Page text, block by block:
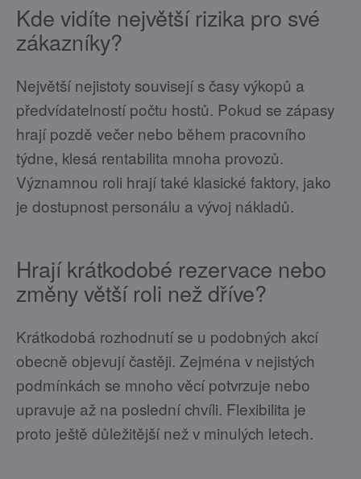
Kde vidíte největší rizika pro své
zákazníky?
Největší nejistoty souvisejí s časy výkopů a
předvídatelností počtu hostů. Pokud se zápasy
hrají pozdě večer nebo během pracovního
týdne, klesá rentabilita mnoha provozů.
Významnou roli hrají také klasické faktory, jako
je dostupnost personálu a vývoj nákladů.
Hrají krátkodobé rezervace nebo
změny větší roli než dříve?
Krátkodobá rozhodnutí se u podobných akcí
obecně objevují častěji. Zejména v nejistých
podmínkách se mnoho věcí potvrzuje nebo
upravuje až na poslední chvíli. Flexibilita je
proto ještě důležitější než v minulých letech.